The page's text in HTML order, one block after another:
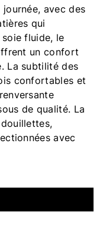
avec des
qui
fluide, le
un confort
La subtilité des
confortables et
de qualité. La
avec